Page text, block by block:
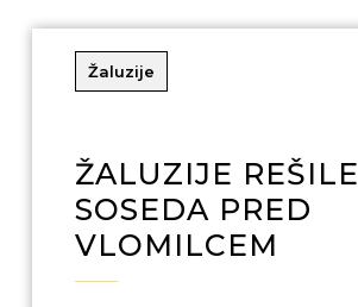
Žaluzije
ŽALUZIJE REŠILE
SOSEDA PRED
VLOMILCEM